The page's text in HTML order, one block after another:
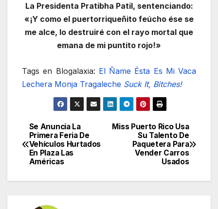
La Presidenta Pratibha Patil, sentenciando:
«¡Y como el puertorriqueñito feúcho ése se
me alce, lo destruiré con el rayo mortal que
emana de mi puntito rojo!»
Tags en Blogalaxia: El Ñame Ésta Es Mi Vaca
Lechera Monja Tragaleche Suck It, Bitches!
Navegación
de
Miss Puerto Rico Usa
Su Talento De
Paquetera Para
Vender Carros
Usados
Se Anuncia La
Primera Feria De
Vehículos Hurtados
En Plaza Las
Américas